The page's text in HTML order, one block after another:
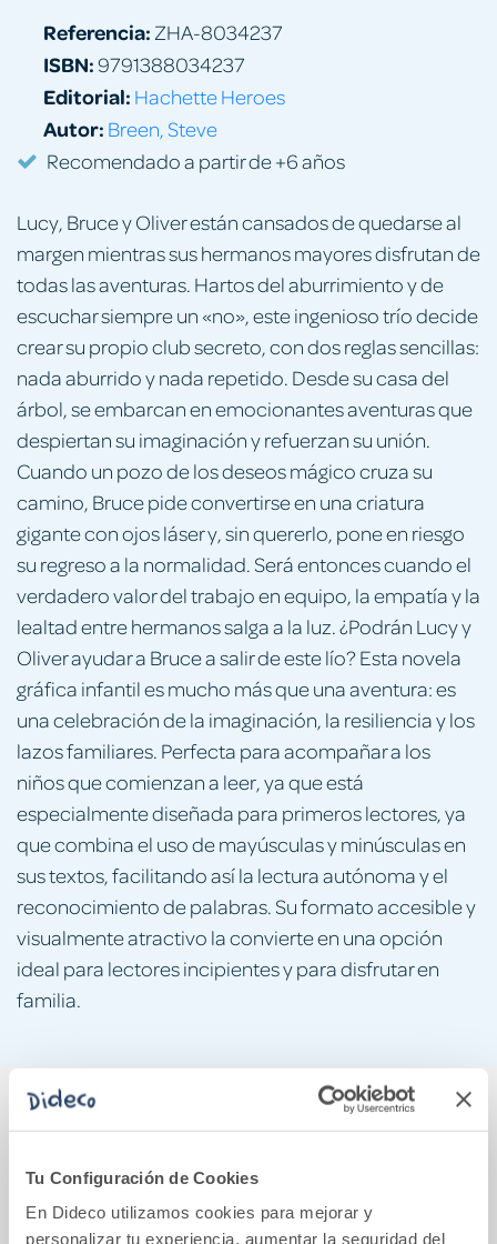
Tu Configuración de Cookies
En Dideco utilizamos cookies para mejorar y
personalizar tu experiencia, aumentar la seguridad del
Lucy, Bruce y Oliver están cansados de quedarse al
margen mientras sus hermanos mayores disfrutan de
todas las aventuras. Hartos del aburrimiento y de
escuchar siempre un «no», este ingenioso trío decide
crear su propio club secreto, con dos reglas sencillas:
nada aburrido y nada repetido. Desde su casa del
árbol, se embarcan en emocionantes aventuras que
despiertan su imaginación y refuerzan su unión.
Cuando un pozo de los deseos mágico cruza su
camino, Bruce pide convertirse en una criatura
gigante con ojos láser y, sin quererlo, pone en riesgo
su regreso a la normalidad. Será entonces cuando el
verdadero valor del trabajo en equipo, la empatía y la
lealtad entre hermanos salga a la luz. ¿Podrán Lucy y
Oliver ayudar a Bruce a salir de este lío? Esta novela
gráfica infantil es mucho más que una aventura: es
una celebración de la imaginación, la resiliencia y los
lazos familiares. Perfecta para acompañar a los
niños que comienzan a leer, ya que está
especialmente diseñada para primeros lectores, ya
que combina el uso de mayúsculas y minúsculas en
sus textos, facilitando así la lectura autónoma y el
reconocimiento de palabras. Su formato accesible y
visualmente atractivo la convierte en una opción
ideal para lectores incipientes y para disfrutar en
familia.
Referencia: ZHA-8034237
ISBN:9791388034237
Editorial: Hachette Heroes
Autor: Breen, Steve
Recomendado a partir de +6 años
También podría gustarte...